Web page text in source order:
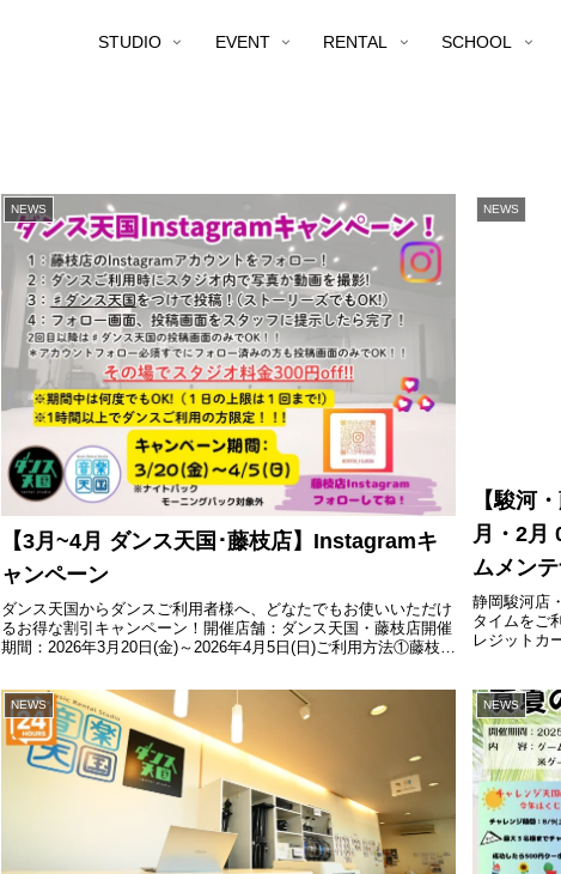
STUDIO EVENT RENTAL SCHOOL
NEWS
【3月~4月 ダンス天国･藤枝店】Instagramキ
ャンペーン
ダンス天国からダンスご利用者様へ、どなたでもお使いいただけ
るお得な割引キャンペーン！開催店舗：ダンス天国・藤枝店開催
期間：2026年3月20日(金)～2026年4月5日(日)ご利用方法①藤枝店
NEWS
【駿河
月・2月
ムメン
静岡駿河店
タイムをご
レジットカ
NEWS NEWS